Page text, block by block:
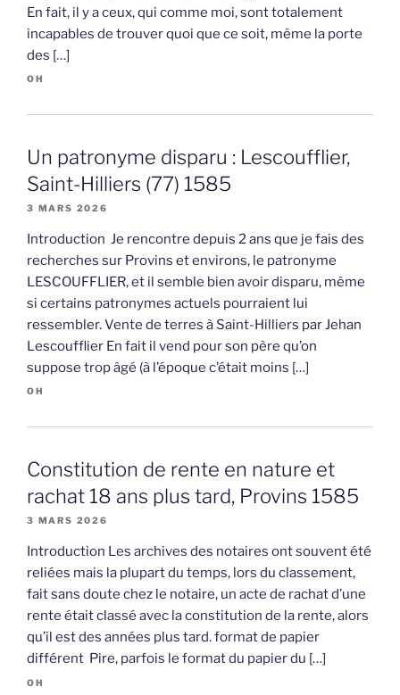
En fait, il y a ceux, qui comme moi, sont totalement
incapables de trouver quoi que ce soit, même la porte
des […]
OH
Un patronyme disparu : Lescoufflier,
Saint-Hilliers (77) 1585
3 MARS 2026
Introduction Je rencontre depuis 2 ans que je fais des
recherches sur Provins et environs, le patronyme
LESCOUFFLIER, et il semble bien avoir disparu, même
si certains patronymes actuels pourraient lui
ressembler. Vente de terres à Saint-Hilliers par Jehan
Lescoufflier En fait il vend pour son père qu’on
suppose trop âgé (à l’époque c’était moins […]
OH
Constitution de rente en nature et
rachat 18 ans plus tard, Provins 1585
3 MARS 2026
Introduction Les archives des notaires ont souvent été
reliées mais la plupart du temps, lors du classement,
fait sans doute chez le notaire, un acte de rachat d’une
rente était classé avec la constitution de la rente, alors
qu’il est des années plus tard. format de papier
différent Pire, parfois le format du papier du […]
OH